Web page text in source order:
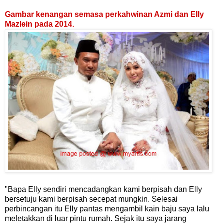
Gambar kenangan semasa perkahwinan Azmi dan Elly
Mazlein pada 2014.
"Bapa Elly sendiri mencadangkan kami berpisah dan Elly
bersetuju kami berpisah secepat mungkin. Selesai
perbincangan itu Elly pantas mengambil kain baju saya lalu
meletakkan di luar pintu rumah. Sejak itu saya jarang